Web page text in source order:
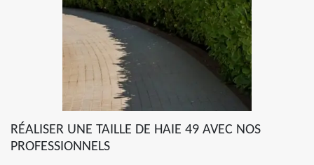
RÉALISER UNE TAILLE DE HAIE 49 AVEC NOS
PROFESSIONNELS